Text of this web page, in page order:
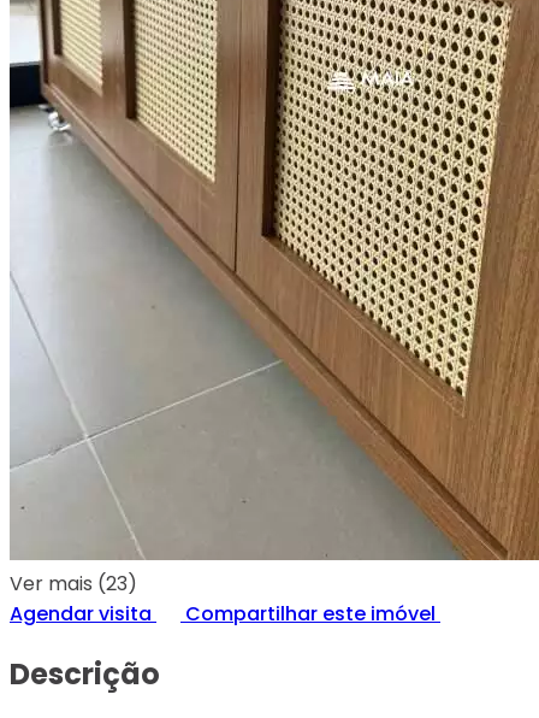
Ver mais (23)
Agendar visita
Compartilhar este imóvel
Descrição